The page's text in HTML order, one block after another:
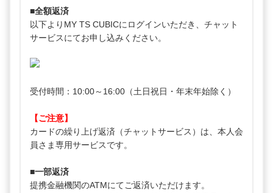
■全額返済
以下よりMY TS CUBICにログインいただき、チャット
サービスにてお申し込みください。
受付時間：10:00～16:00（土日祝日・年末年始除く）
【ご注意】
カードの繰り上げ返済（チャットサービス）は、本人会
員さま専用サービスです。
■一部返済
提携金融機関のATMにてご返済いただけます。